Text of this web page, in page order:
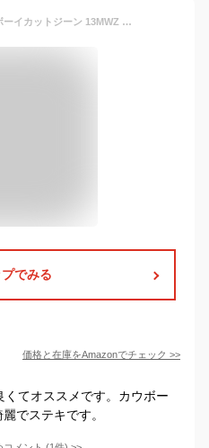
Wrangler ラングラー カウボーイカットジーン 13MWZ リジッド W31L32 [並行輸入品]
でみる
価格と在庫をAmazonでチェック >>
てオススメです。カウボー
でステキです。